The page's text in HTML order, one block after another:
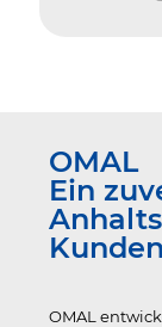
OMAL
Ein
Kunden
OMAL